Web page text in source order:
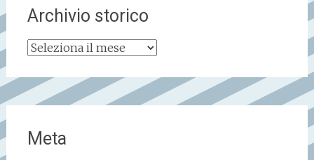
Archivio storico
Archivio
Meta